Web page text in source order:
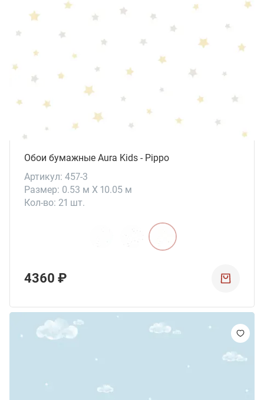
Обои бумажные Aura Kids - Pippo
Артикул: 457-3
Размер: 0.53 м X 10.05 м
Кол-во: 21 шт.
4360 ₽